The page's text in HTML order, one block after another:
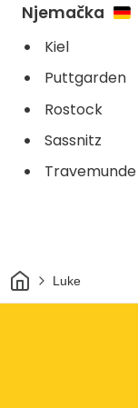
Njemačka
Kiel
Puttgarden
Rostock
Sassnitz
Travemunde
Dom Luke